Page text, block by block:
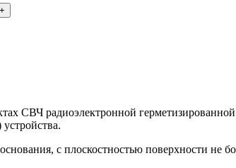
СВЧ радиоэлектронной
с плоскостностью поверхности не